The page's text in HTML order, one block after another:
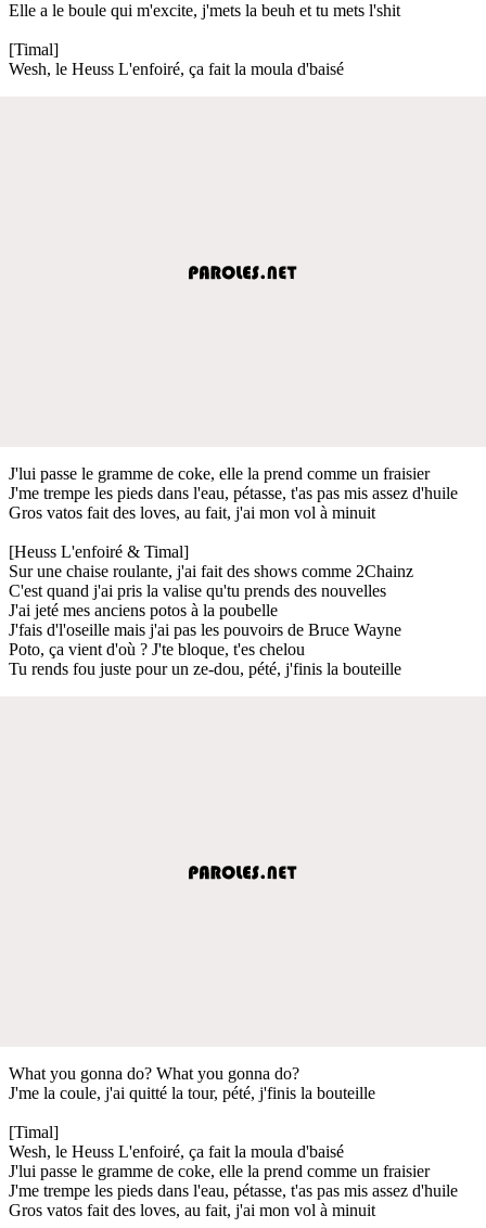
Elle a le boule qui m'excite, j'mets la beuh et tu mets l'shit
[Timal]
Wesh, le Heuss L'enfoiré, ça fait la moula d'baisé
J'lui passe le gramme de coke, elle la prend comme un fraisier
J'me trempe les pieds dans l'eau, pétasse, t'as pas mis assez d'huile
Gros vatos fait des loves, au fait, j'ai mon vol à minuit
[Heuss L'enfoiré & Timal]
Sur une chaise roulante, j'ai fait des shows comme 2Chainz
C'est quand j'ai pris la valise qu'tu prends des nouvelles
J'ai jeté mes anciens potos à la poubelle
J'fais d'l'oseille mais j'ai pas les pouvoirs de Bruce Wayne
Poto, ça vient d'où ? J'te bloque, t'es chelou
Tu rends fou juste pour un ze-dou, pété, j'finis la bouteille
What you gonna do? What you gonna do?
J'me la coule, j'ai quitté la tour, pété, j'finis la bouteille
[Timal]
Wesh, le Heuss L'enfoiré, ça fait la moula d'baisé
J'lui passe le gramme de coke, elle la prend comme un fraisier
J'me trempe les pieds dans l'eau, pétasse, t'as pas mis assez d'huile
Gros vatos fait des loves, au fait, j'ai mon vol à minuit